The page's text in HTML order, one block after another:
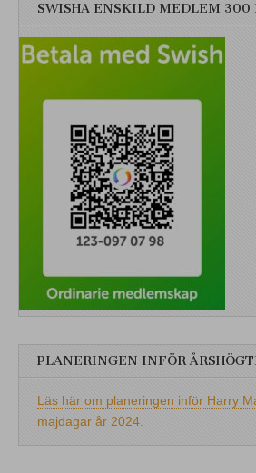
SWISHA ENSKILD MEDLEM 300
PLANERINGEN INFÖR
Läs här om planeringen inför Harry
majdagar år 2024.